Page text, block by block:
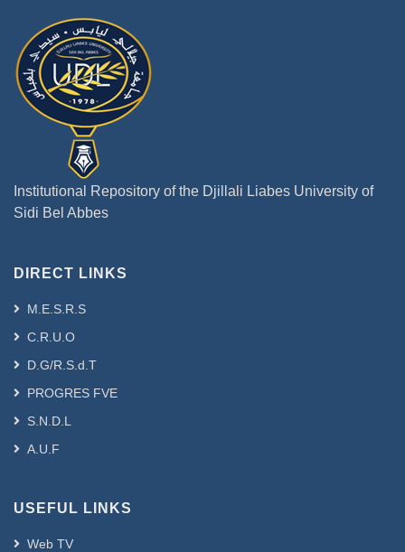
Institutional Repository of the Djillali Liabes University of
Sidi Bel Abbes
DIRECT LINKS
M.E.S.R.S
C.R.U.O
D.G/R.S.d.T
PROGRES FVE
S.N.D.L
A.U.F
USEFUL LINKS
Web TV